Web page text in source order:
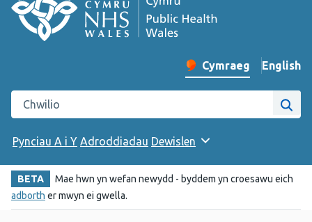
Newid iaith y wefan
Cymraeg English
–
Chwilio gwefan Iechyd Cyhoeddus Cymru
Pynciau A i Y Adroddiadau Dewislen
BETA
Mae hwn yn wefan newydd - byddem yn croesawu eich
adborth er mwyn ei gwella.